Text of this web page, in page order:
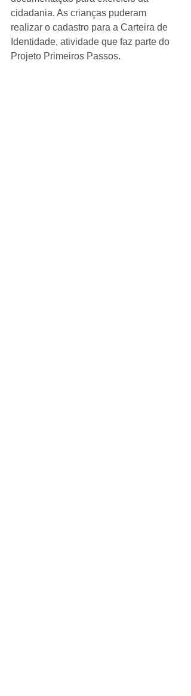
cidadania. As crianças puderam
realizar o cadastro para a Carteira de
Identidade, atividade que faz parte do
Projeto Primeiros Passos.